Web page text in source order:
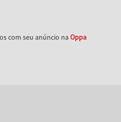
com seu anúncio na Oppa